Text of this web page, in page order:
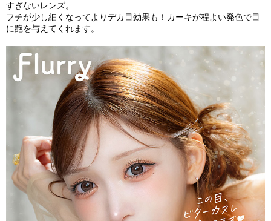
すぎないレンズ。
フチが少し細くなってよりデカ目効果も！カーキが程よい発色で目
に艶を与えてくれます。